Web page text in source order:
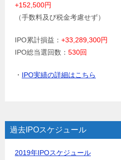
+152,500円
（手数料及び税金考慮せず）
IPO累計損益： +33,289,300円
IPO総当選回数： 530回
・ IPO実績の詳細はこちら
過去IPOスケジュール
2019年IPOスケジュール